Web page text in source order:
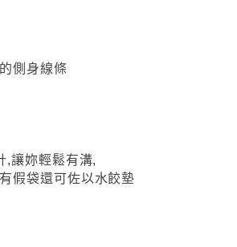
側身線條
,讓妳輕鬆有溝,
假袋還可佐以水餃墊